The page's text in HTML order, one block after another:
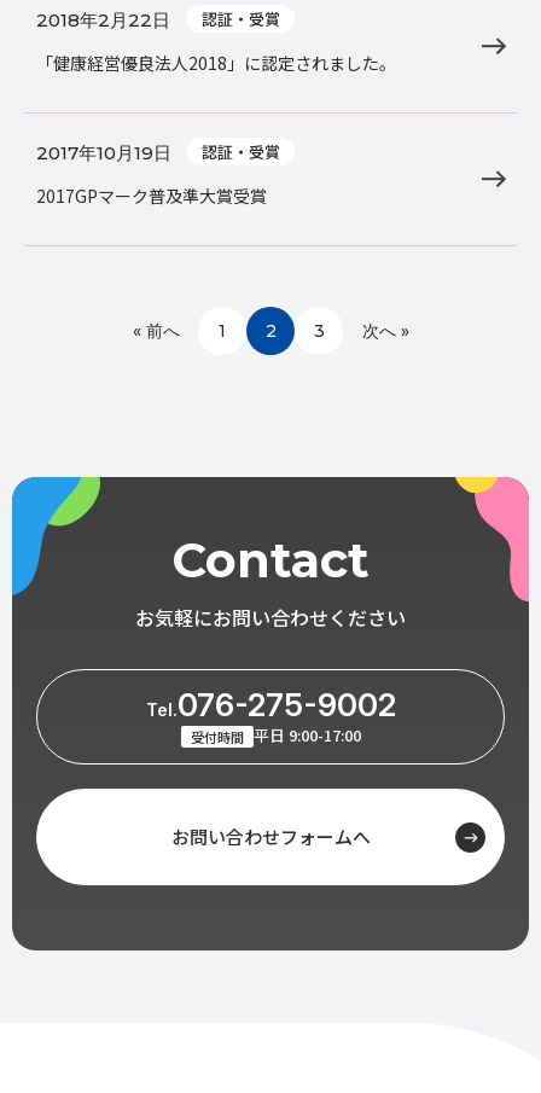
2018年2月22日 認証・受賞
「健康経営優良法人2018」に認定されました。
2017年10月19日 認証・受賞
2017GPマーク普及準大賞受賞
« 前へ 1 2 3 次へ »
Contact
お気軽にお問い合わせください
Tel.076-275-9002
受付時間 平日 9:00-17:00
お問い合わせフォームへ